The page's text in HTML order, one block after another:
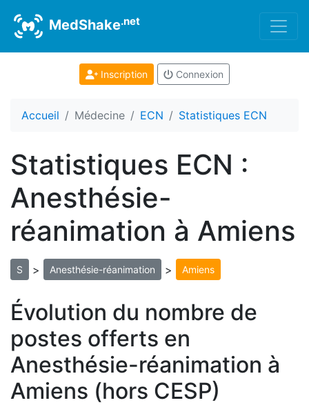
MedShake.net
Inscription Connexion
Accueil Médecine ECN Statistiques ECN
Statistiques ECN :
Anesthésie-
réanimation à Amiens
S > Anesthésie-réanimation > Amiens
Évolution du nombre de
postes offerts en
Anesthésie-réanimation à
Amiens (hors CESP)